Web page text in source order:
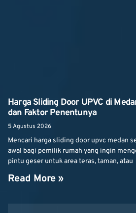
Harga Sliding Door UPVC di
dan Faktor Penentunya
5 Agustus 2026
Mencari harga sliding door upvc medan
awal bagi pemilik rumah yang ingin
pintu geser untuk area teras, taman, atau
Read More »